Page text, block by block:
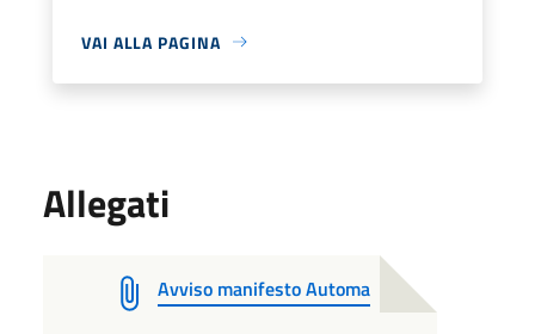
VAI ALLA PAGINA
Allegati
Avviso manifesto Automa